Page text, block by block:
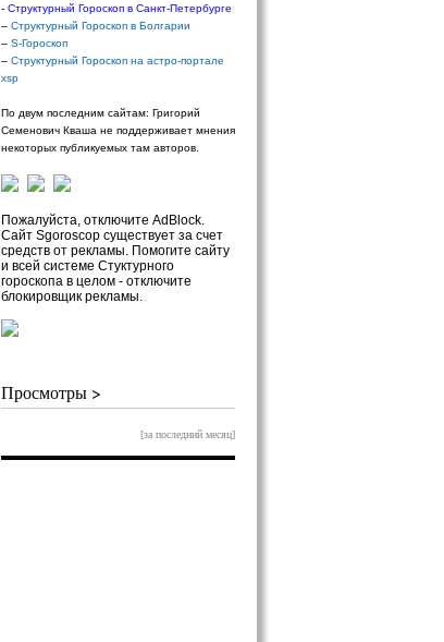
- Структурный Гороскоп в Санкт-Петербурге
– Структурный Гороскоп в Болгарии
– S-Гороскоп
– Структурный Гороскоп на астро-портале
xsp
По двум последним сайтам: Григорий
Семенович Кваша не поддерживает мнения
некоторых публикуемых там авторов.
Пожалуйста, отключите AdBlock.
Сайт Sgoroscop существует за счет
средств от рекламы. Помогите сайту
и всей системе Стуктурного
гороскопа в целом - отключите
блокировщик рекламы.
Просмотры >
[за последний месяц]